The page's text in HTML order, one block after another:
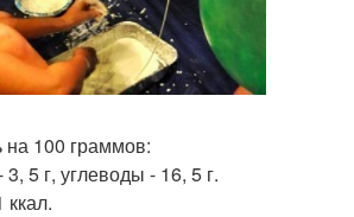
100 граммов:
5 г, углеводы - 16, 5 г.
ккал.